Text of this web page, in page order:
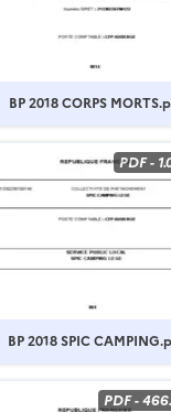
BP 2018 CORPS
PDF-
BP 2018 SPIC
PDF-